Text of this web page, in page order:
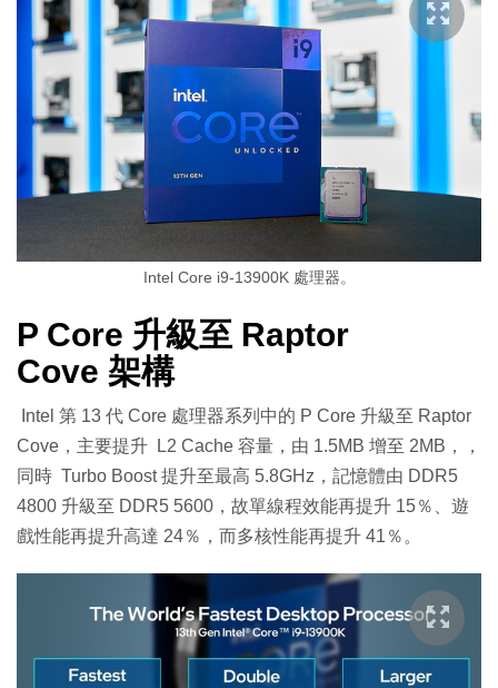
Intel Core i9-13900K 處理器。
P Core 升級至 Raptor
Cove 架構
Intel 第 13 代 Core 處理器系列中的 P Core 升級至 Raptor
Cove，主要提升 L2 Cache 容量，由 1.5MB 增至 2MB，，
同時 Turbo Boost 提升至最高 5.8GHz，記憶體由 DDR5
4800 升級至 DDR5 5600，故單線程效能再提升 15％、遊
戲性能再提升高達 24％，而多核性能再提升 41％。